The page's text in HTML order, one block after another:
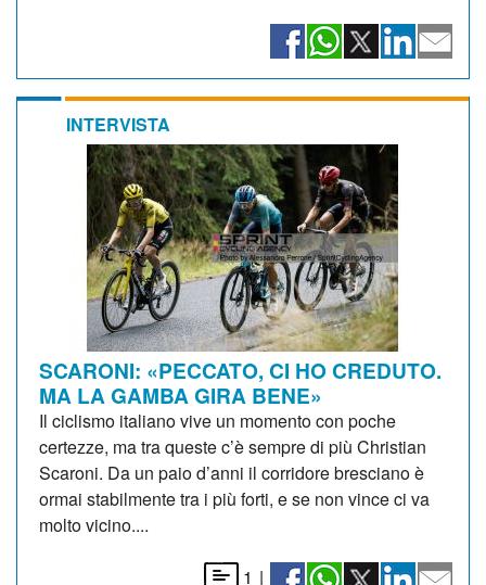
INTERVISTA
SCARONI: «PECCATO, CI HO CREDUTO.
MA LA GAMBA GIRA BENE»
Il ciclismo italiano vive un momento con poche
certezze, ma tra queste c’è sempre di più Christian
Scaroni. Da un paio d’anni il corridore bresciano è
ormai stabilmente tra i più forti, e se non vince ci va
molto vicino....
1 |